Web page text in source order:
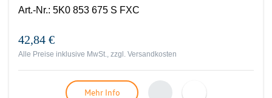
Art.-Nr.: 5K0 853 675 S FXC
42,84 €
Alle Preise inklusive MwSt., zzgl. Versandkosten
Mehr Info